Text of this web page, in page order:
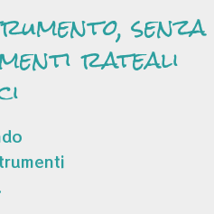
senza
rateali